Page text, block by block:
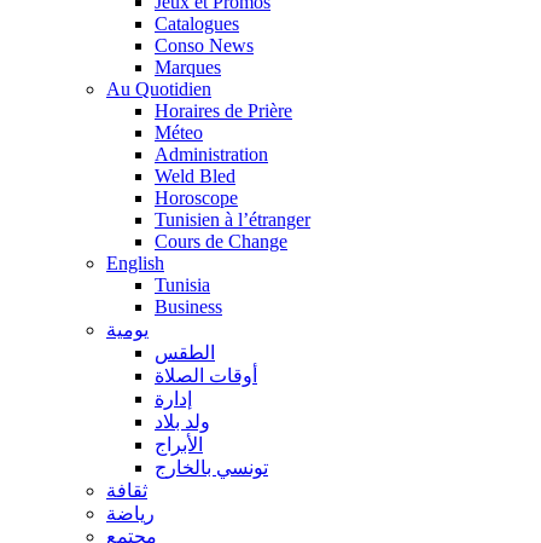
Catalogues
Conso News
Marques
Au Quotidien
Horaires de Prière
Méteo
Administration
Weld Bled
Horoscope
Tunisien à l’étranger
Cours de Change
English
Tunisia
Business
يومية
الطقس
أوقات الصلاة
إدارة
ولد بلاد
الأبراج
تونسي بالخارج
ثقافة
رياضة
مجتمع